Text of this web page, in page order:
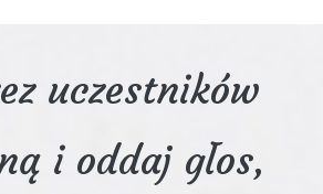
uczestników
i oddaj głos,